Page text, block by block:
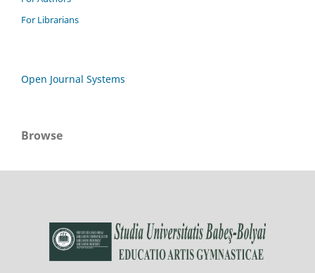
For Librarians
Open Journal Systems
Browse